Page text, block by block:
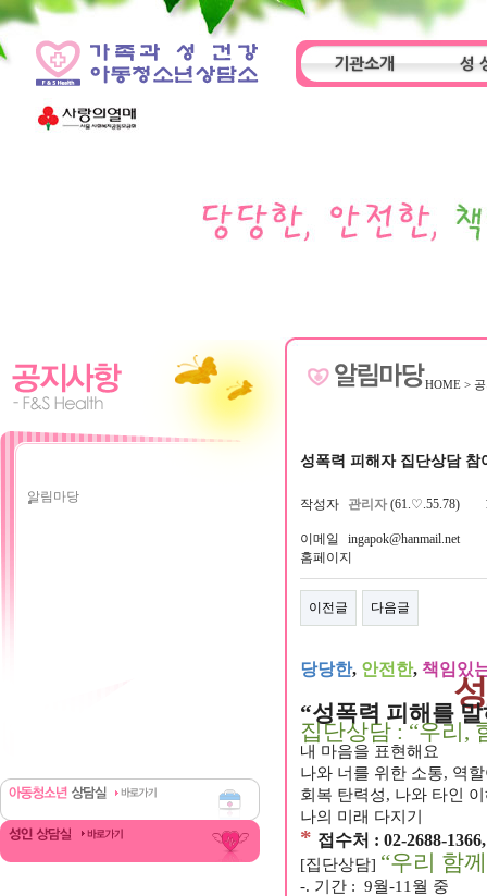
기관소개 성
알림마당
HOME >
성폭력 피해자 집단상담 참
작성자 관리자 (61.♡.55.78)
이메일
ingapok@hanmail.net
홈페이지
이전글 다음글
당당한, 안전한, 책임있
“성폭력 피해를
집단상담 : “우리,
내 마음을 표현해요
나와 너를 위한 소통, 역
회복 탄력성, 나와 타인
나의 미래 다지기
* 접수처 : 02-2688-
[집단상담] “우리 함
-. 기간 : 9월-11월 중